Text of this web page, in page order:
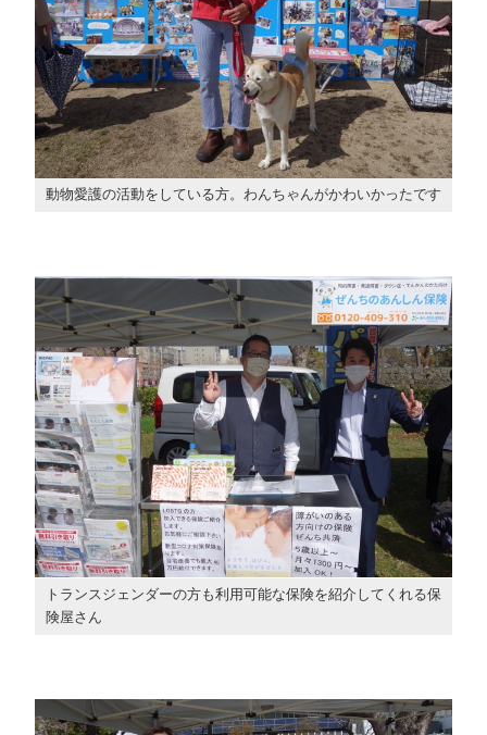
動物愛護の活動をしている方。わんちゃんがかわいかったです
トランスジェンダーの方も利用可能な保険を紹介してくれる保
険屋さん